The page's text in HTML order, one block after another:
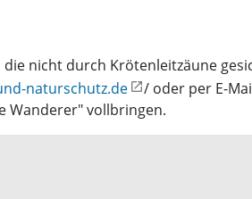
nicht durch Krötenleitzäune
naturschutz.de / oder per E-
Wanderer" vollbringen.